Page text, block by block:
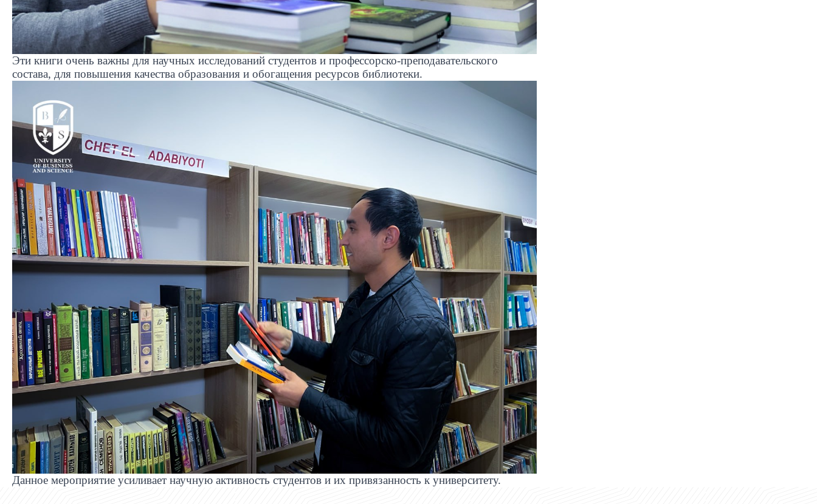
Эти книги очень важны для научных исследований студентов и профессорско-преподавательского
состава, для повышения качества образования и обогащения ресурсов библиотеки.
Данное мероприятие усиливает научную активность студентов и их привязанность к университету.